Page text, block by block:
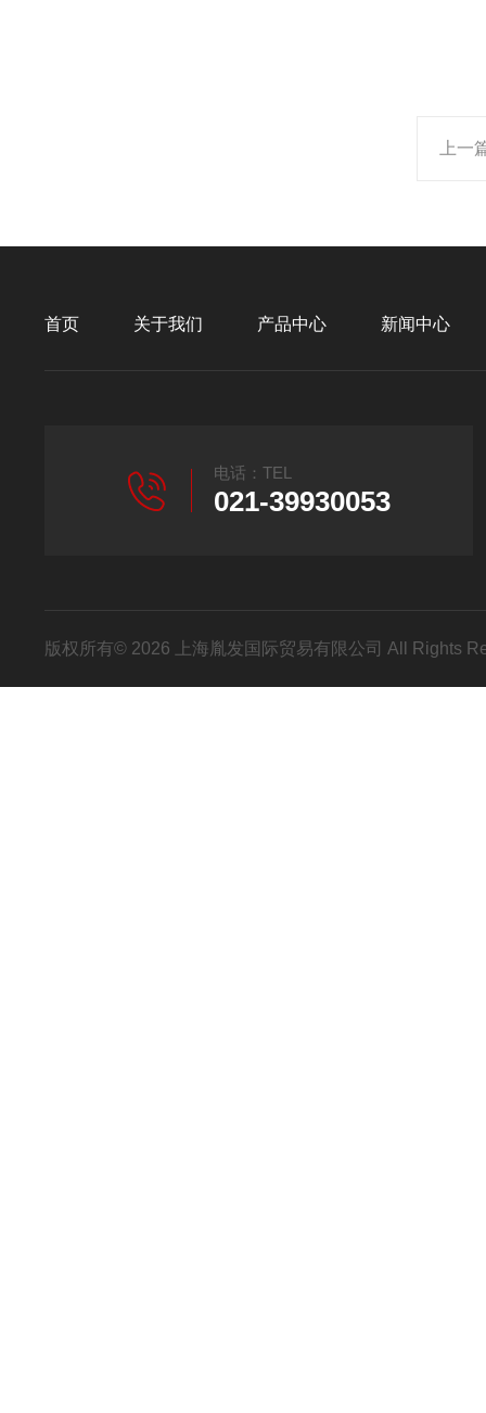
上一
首页 关于我们 产品中心 新闻中心
电话：TEL
021-39930053
版权所有© 2026 上海胤发国际贸易有限公司 All Rights